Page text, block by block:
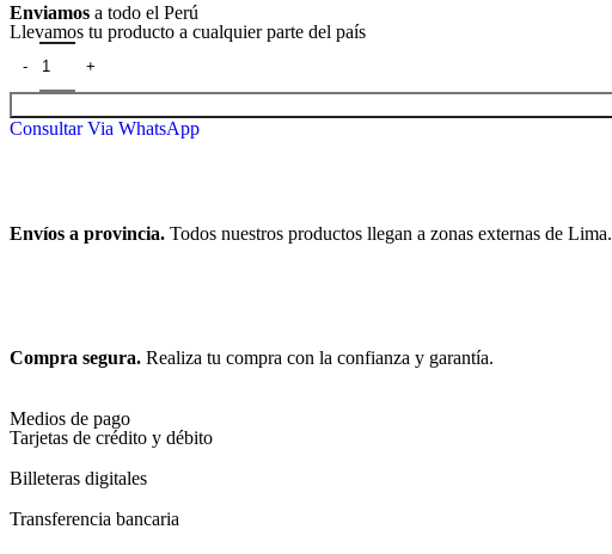
Enviamos a todo el Perú
Llevamos tu producto a cualquier parte del país
Consultar Via WhatsApp
Envíos a provincia. Todos nuestros productos llegan a zonas externas de Lima.
Compra segura. Realiza tu compra con la confianza y garantía.
Medios de pago
Tarjetas de crédito y débito
Billeteras digitales
Transferencia bancaria